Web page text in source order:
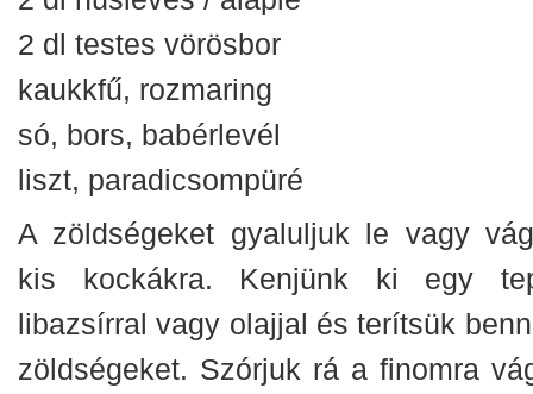
2 dl testes vörösbor
kaukkfű, rozmaring
só, bors, babérlevél
liszt, paradicsompüré
A zöldségeket gyaluljuk le vagy
kis kockákra. Kenjünk ki egy
libazsírral vagy olajjal és terítsük
zöldségeket. Szórjuk rá a finomra